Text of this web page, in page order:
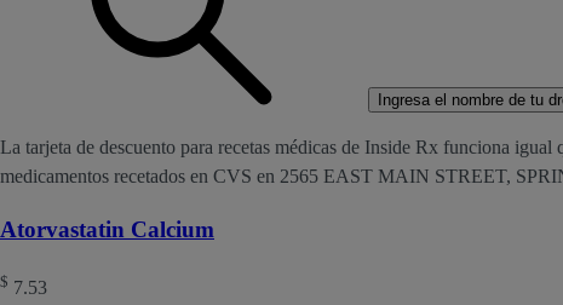
Ingresa el nombre de tu
La tarjeta de descuento para recetas médicas de Inside Rx funciona
medicamentos recetados en CVS en 2565 EAST MAIN STREET,
Atorvastatin Calcium
$ 7.53